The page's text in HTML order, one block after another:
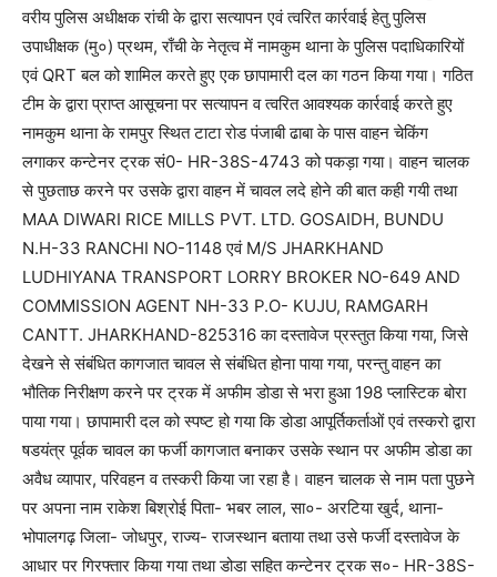
वरीय पुलिस अधीक्षक रांची के द्वारा सत्यापन एवं त्वरित कार्रवाई हेतु पुलिस
उपाधीक्षक (मु०) प्रथम, राँची के नेतृत्व में नामकुम थाना के पुलिस पदाधिकारियों
एवं QRT बल को शामिल करते हुए एक छापामारी दल का गठन किया गया। गठित
टीम के द्वारा प्राप्त आसूचना पर सत्यापन व त्वरित आवश्यक कार्रवाई करते हुए
नामकुम थाना के रामपुर स्थित टाटा रोड पंजाबी ढाबा के पास वाहन चेकिंग
लगाकर कन्टेनर ट्रक सं0- HR-38S-4743 को पकड़ा गया। वाहन चालक
से पुछताछ करने पर उसके द्वारा वाहन में चावल लदे होने की बात कही गयी तथा
MAA DIWARI RICE MILLS PVT. LTD. GOSAIDH, BUNDU
N.H-33 RANCHI NO-1148 एवं M/S JHARKHAND
LUDHIYANA TRANSPORT LORRY BROKER NO-649 AND
COMMISSION AGENT NH-33 P.O- KUJU, RAMGARH
CANTT. JHARKHAND-825316 का दस्तावेज प्रस्तुत किया गया, जिसे
देखने से संबंधित कागजात चावल से संबंधित होना पाया गया, परन्तु वाहन का
भौतिक निरीक्षण करने पर ट्रक में अफीम डोडा से भरा हुआ 198 प्लास्टिक बोरा
पाया गया। छापामारी दल को स्पष्ट हो गया कि डोडा आपूर्तिकर्ताओं एवं तस्करो द्वारा
षडयंत्र पूर्वक चावल का फर्जी कागजात बनाकर उसके स्थान पर अफीम डोडा का
अवैध व्यापार, परिवहन व तस्करी किया जा रहा है। वाहन चालक से नाम पता पुछने
पर अपना नाम राकेश बिश्रोई पिता- भबर लाल, सा०- अरटिया खुर्द, थाना-
भोपालगढ़ जिला- जोधपुर, राज्य- राजस्थान बताया तथा उसे फर्जी दस्तावेज के
आधार पर गिरफ्तार किया गया तथा डोडा सहित कन्टेनर ट्रक स०- HR-38S-